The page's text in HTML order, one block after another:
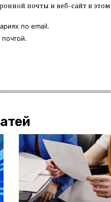
почты и веб-сайт в
по email.